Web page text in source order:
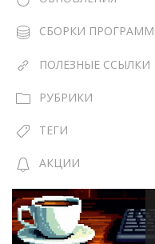
СБОРКИ ПРОГРАММ
ПОЛЕЗНЫЕ ССЫЛКИ
РУБРИКИ
ТЕГИ
АКЦИИ